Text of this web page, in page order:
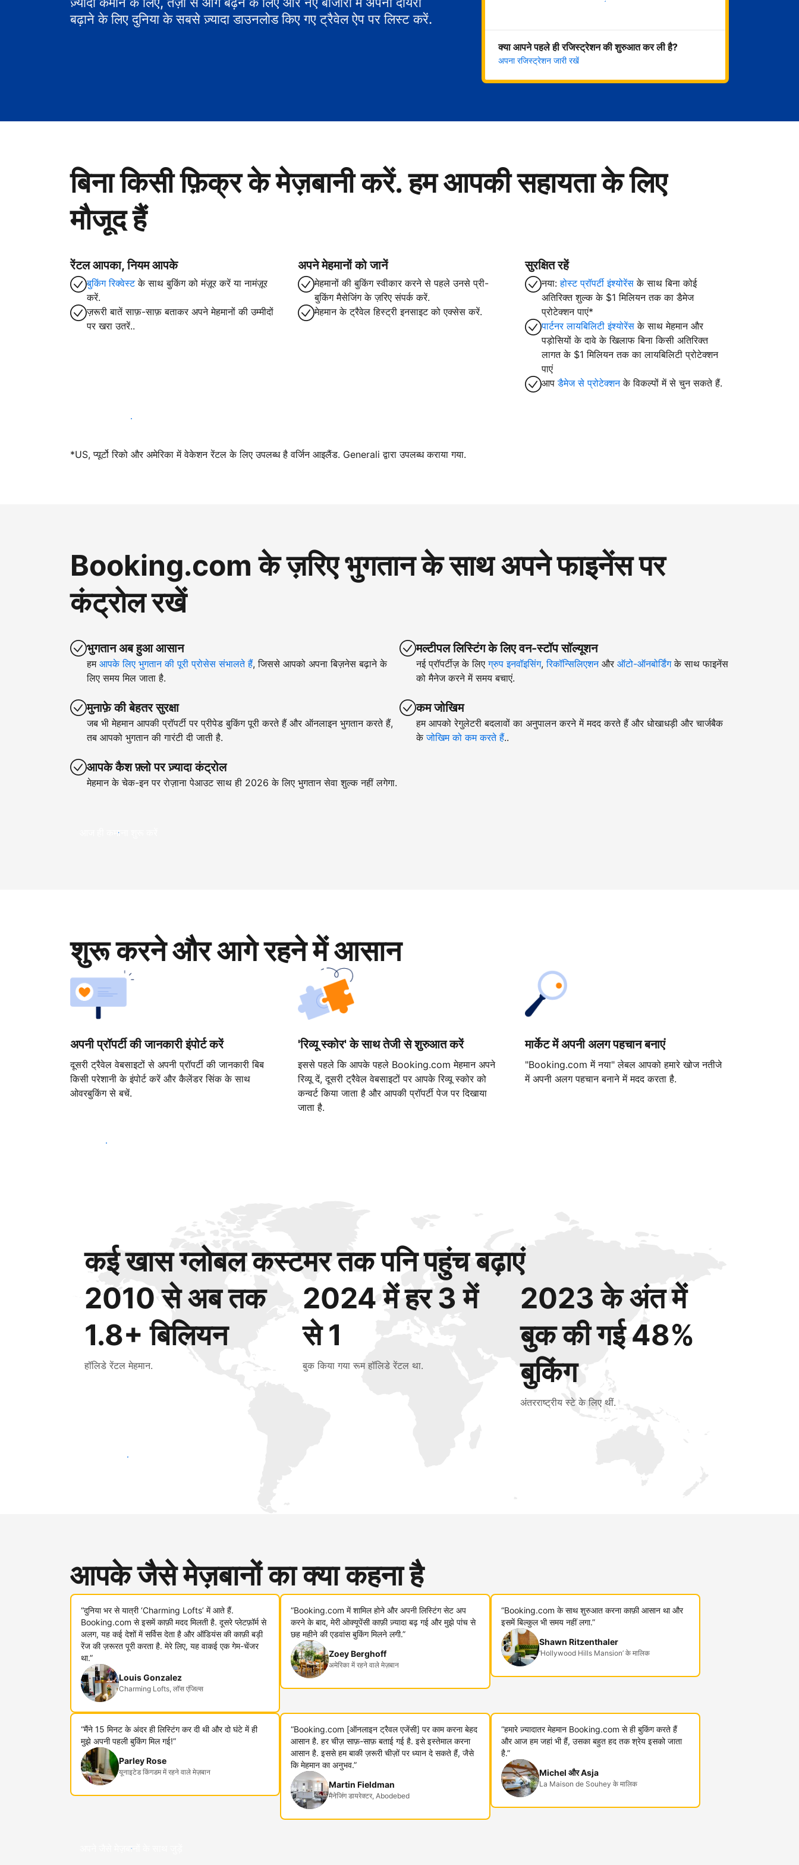
बढ़ाने के लिए दुनिया के सबसे ज़्यादा डाउनलोड किए गए ट्रैवेल ऐप पर लिस्ट करें.
क्या आपने पहले ही रजिस्ट्रेशन की शुरुआत कर ली है?
अपना रजिस्ट्रेशन जारी रखें
बिना किसी फ़िक्र के मेज़बानी करें. हम आपकी सहायता के लिए
मौजूद हैं
रेंटल आपका, नियम आपके
बुकिंग रिक्वेस्टके साथ बुकिंग को मंज़ूर करें या नामंज़ूर
करें.
ज़रूरी बातें साफ़-साफ़ बताकर अपने मेहमानों की उम्मीदों
पर खरा उतरें..
अपने मेहमानों को जानें
मेहमानों की बुकिंग स्वीकार करने से पहले उनसे प्री-
बुकिंग मैसेजिंग के ज़रिए संपर्क करें.
मेहमान के ट्रैवेल हिस्ट्री इनसाइट को एक्सेस करें.
सुरक्षित रहें
नया:होस्ट प्रॉपर्टी इंश्योरेंस के साथ बिना कोई
अतिरिक्त शुल्क के $1 मिलियन तक का डैमेज
प्रोटेक्शन पाएं*
पार्टनर लायबिलिटी इंश्योरेंस के साथ मेहमान और
पड़ोसियों के दावे के खिलाफ बिना किसी अतिरिक्त
लागत के $1 मिलियन तक का लायबिलिटी प्रोटेक्शन
पाएं
आपडैमेज से प्रोटेक्शनके विकल्पों में से चुन सकते हैं.
आज ही हमारे साथ मेजबानी करें
*US, प्यूर्टो रिको और अमेरिका में वेकेशन रेंटल के लिए उपलब्ध है वर्जिन आइलैंड. Generali द्वारा उपलब्ध कराया गया.
Booking.com के ज़रिए भुगतान के साथ अपने फाइनेंस पर
कंट्रोल रखें
भुगतान अब हुआ आसान
हम आपके लिए भुगतान की पूरी प्रोसेस संभालते हैं, जिससे आपको अपना बिज़नेस बढ़ाने के
लिए समय मिल जाता है.
मुनाफ़े की बेहतर सुरक्षा
जब भी मेहमान आपकी प्रॉपर्टी पर प्रीपेड बुकिंग पूरी करते हैं और ऑनलाइन भुगतान करते हैं,
तब आपको भुगतान की गारंटी दी जाती है.
आपके कैश फ़्लो पर ज़्यादा कंट्रोल
मेहमान के चेक-इन पर रोज़ाना पेआउट साथ ही 2026 के लिए भुगतान सेवा शुल्क नहीं लगेगा.
मल्टीपल लिस्टिंग के लिए वन-स्टॉप सॉल्यूशन
नई प्रॉपर्टीज़ के लिएग्रुप इनवॉइसिंग,रिकॉन्सिलिएशनऔर ऑटो-ऑनबोर्डिंगके साथ फाइनेंस
को मैनेज करने में समय बचाएं.
कम जोखिम
हम आपको रेगुलेटरी बदलावों का अनुपालन करने में मदद करते हैं और धोखाधड़ी और चार्जबैक
केजोखिम को कम करते हैं..
आज ही कमाना शुरू करें
शुरू करने और आगे रहने में आसान
अपनी प्रॉपर्टी की जानकारी इंपोर्ट करें
दूसरी ट्रैवेल वेबसाइटों से अपनी प्रॉपर्टी की जानकारी बिब
किसी परेशानी के इंपोर्ट करें और कैलेंडर सिंक के साथ
ओवरबुकिंग से बचें.
'रिव्यू स्कोर' के साथ तेजी से शुरुआत करें
इससे पहले कि आपके पहले Booking.com मेहमान अपने
रिव्यू दें, दूसरी ट्रैवेल वेबसाइटों पर आपके रिव्यू स्कोर को
कन्वर्ट किया जाता है और आपकी प्रॉपर्टी पेज पर दिखाया
जाता है.
मार्केट में अपनी अलग पहचान बनाएं
"Booking.com में नया" लेबल आपको हमारे खोज नतीजे
में अपनी अलग पहचान बनाने में मदद करता है.
आज ही शुरू करें
कई खास ग्लोबल कस्टमर तक पनि पहुंच बढ़ाएं
2010 से अब तक
1.8+ बिलियन
हॉलिडे रेंटल मेहमान.
2024 में हर 3 में
से 1
बुक किया गया रूम हॉलिडे रेंटल था.
2023 के अंत में
बुक की गई 48%
बुकिंग
अंतरराष्ट्रीय स्टे के लिए थीं.
आज ही नए मेहमानों तक पहुंचें
आपके जैसे मेज़बानों का क्या कहना है
“दुनिया भर से यात्री ‘Charming Lofts’ में आते हैं.
Booking.com से इसमें काफ़ी मदद मिलती है. दूसरे प्लेटफ़ॉर्म से
अलग, यह कई देशों में सर्विस देता है और ऑडियंस की काफ़ी बड़ी
रेंज की ज़रूरत पूरी करता है. मेरे लिए, यह वाकई एक गेम-चेंजर
था.”
Louis Gonzalez
Charming Lofts, लॉस एंजिल्स
“Booking.com में शामिल होने और अपनी लिस्टिंग सेट अप
करने के बाद, मेरी ओक्यूपेंसी काफ़ी ज़्यादा बढ़ गई और मुझे पांच से
छह महीने की एडवांस बुकिंग मिलने लगी.”
Zoey Berghoff
अमेरिका में रहने वाले मेज़बान
“Booking.com के साथ शुरुआत करना काफ़ी आसान था और
इसमें बिल्कुल भी समय नहीं लगा.”
Shawn Ritzenthaler
‘Hollywood Hills Mansion’ के मालिक
“मैंने 15 मिनट के अंदर ही लिस्टिंग कर दी थी और दो घंटे में ही
मुझे अपनी पहली बुकिंग मिल गई!”
Parley Rose
यूनाइटेड किंगडम में रहने वाले मेज़बान
“Booking.com [ऑनलाइन ट्रैवल एजेंसी] पर काम करना बेहद
आसान है. हर चीज़ साफ़-साफ़ बताई गई है. इसे इस्तेमाल करना
आसान है. इससे हम बाकी ज़रूरी चीज़ों पर ध्यान दे सकते हैं, जैसे
कि मेहमान का अनुभव.”
Martin Fieldman
मैनेजिंग डायरेक्टर, Abodebed
“हमारे ज़्यादातर मेहमान Booking.com से ही बुकिंग करते हैं
और आज हम जहां भी हैं, उसका बहुत हद तक श्रेय इसको जाता
है.”
Michel और Asja
La Maison de Souhey के मालिक
अपने जैसे मेज़बानों के साथ जुड़ें